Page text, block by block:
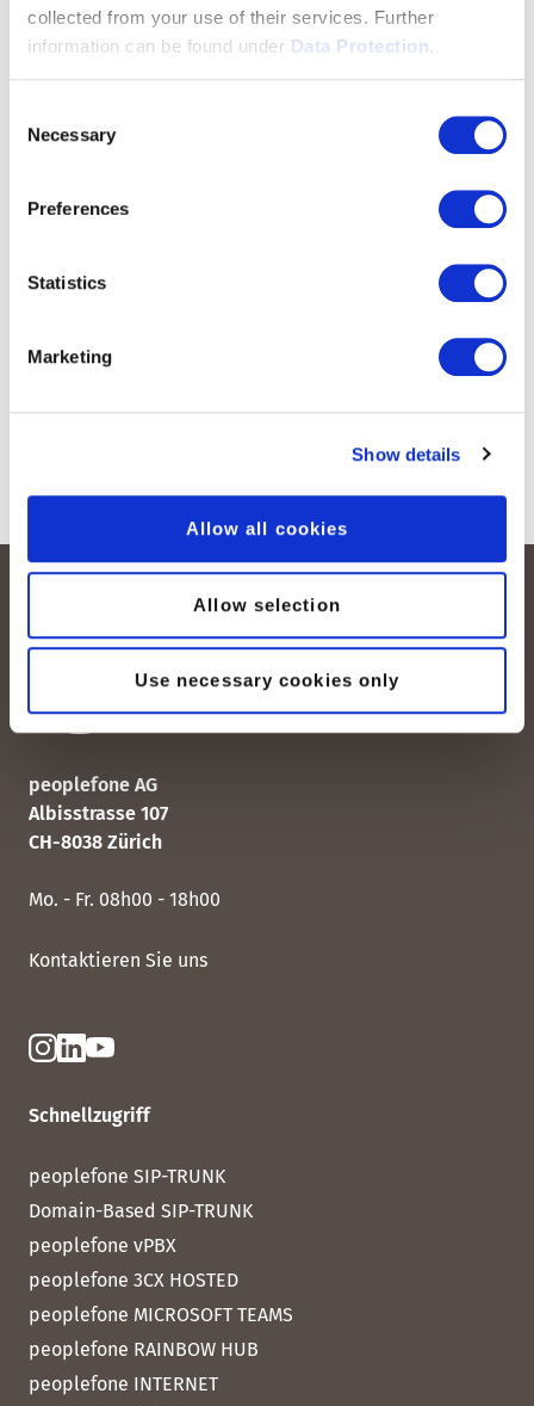
collected from your use of their services. Further
information can be found under Data Protection.
Selection
Necessary
Preferences
Statistics
Marketing
Show details
Allow all cookies
Allow selection
Use necessary cookies only
peoplefone AG
Albisstrasse 107
CH-8038 Zürich
Mo. - Fr. 08h00 - 18h00
Kontaktieren Sie uns
Schnellzugriff
peoplefone SIP-TRUNK
Domain-Based SIP-TRUNK
peoplefone vPBX
peoplefone 3CX HOSTED
peoplefone MICROSOFT TEAMS
peoplefone RAINBOW HUB
peoplefone INTERNET